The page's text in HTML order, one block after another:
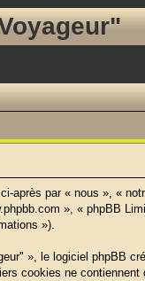
après par « nous », «
», « phpBB
»).
», le logiciel phpBB
cookies ne